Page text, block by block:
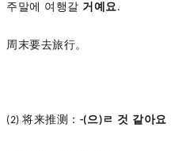
주말에 여행갈 거예요.
周末要去旅行。
(2)将来推测： -(으)ㄹ 것 같아요